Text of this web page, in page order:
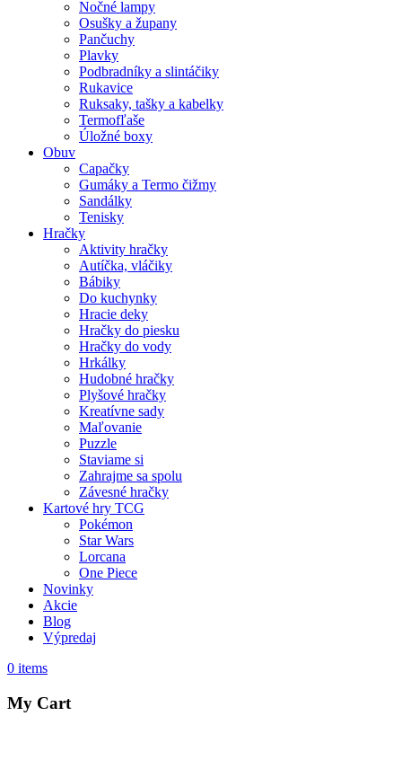
Nočné lampy
Osušky a župany
Pančuchy
Plavky
Podbradníky a slintáčiky
Rukavice
Ruksaky, tašky a kabelky
Termofľaše
Úložné boxy
Obuv
Capačky
Gumáky a Termo čižmy
Sandálky
Tenisky
Hračky
Aktivity hračky
Autíčka, vláčiky
Bábiky
Do kuchynky
Hracie deky
Hračky do piesku
Hračky do vody
Hrkálky
Hudobné hračky
Plyšové hračky
Kreatívne sady
Maľovanie
Puzzle
Staviame si
Zahrajme sa spolu
Závesné hračky
Kartové hry TCG
Pokémon
Star Wars
Lorcana
One Piece
Novinky
Akcie
Blog
Výpredaj
0 items
My Cart